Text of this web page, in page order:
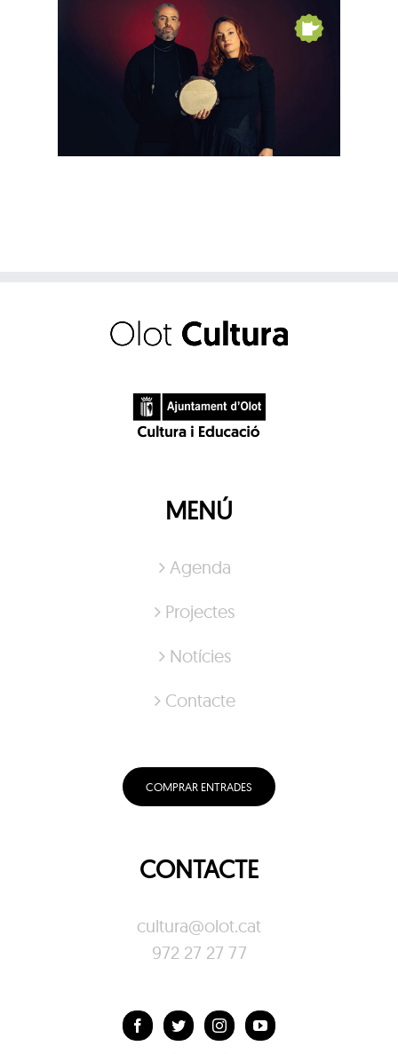
MENÚ
Agenda
Projectes
Notícies
Contacte
COMPRAR ENTRADES
CONTACTE
cultura@olot.cat
972 27 27 77